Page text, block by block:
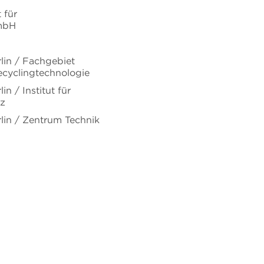
für
/ Fachgebiet
/ Institut für
/ Zentrum Technik